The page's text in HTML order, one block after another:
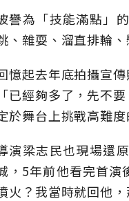
譽為「技能滿點」
、雜耍、溜直排輪
憶起去年底拍攝宣
「已經夠多了，先不
於舞台上挑戰高難度
演梁志民也現場還
，5年前他看完首演
火？我當時就回他